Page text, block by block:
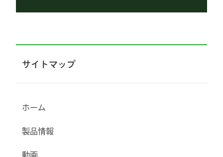
サイトマップ
ホーム
製品情報
動画